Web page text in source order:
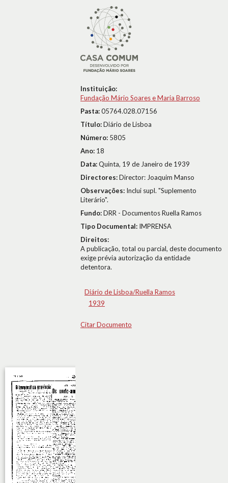
Instituição:
Fundação Mário Soares e Maria Barroso
Pasta:05764.028.07156
Título:Diário de Lisboa
Número: 5805
Ano: 18
Data:Quinta, 19 de Janeiro de 1939
Directores:Director: Joaquim Manso
Observações: Inclui supl. "Suplemento
Literário".
Fundo:DRR - Documentos Ruella Ramos
Tipo Documental: IMPRENSA
Direitos:
A publicação, total ou parcial, deste documento
exige prévia autorização da entidade
detentora.
Diário de Lisboa/Ruella Ramos
1939
Citar Documento